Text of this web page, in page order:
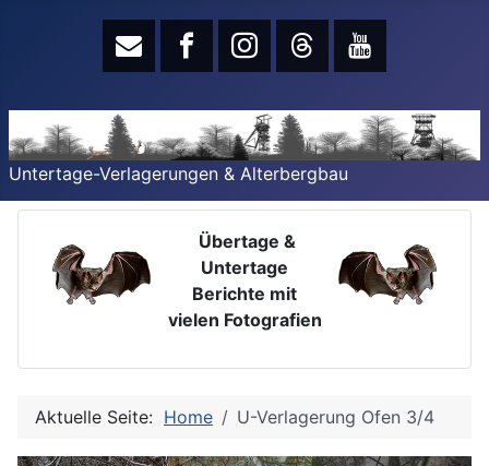
Untertage-Verlagerungen & Alterbergbau
Übertage &
Untertage
Berichte mit
vielen Fotografien
Aktuelle Seite: Home U-Verlagerung Ofen 3/4